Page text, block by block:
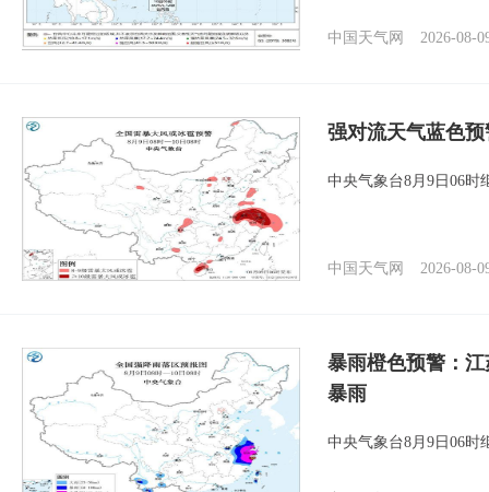
中国天气网 2026-08-
强对流天气蓝色
中央气象台8月9日06时
中国天气网 2026-08-
暴雨橙色预警：
暴雨
中央气象台8月9日06时